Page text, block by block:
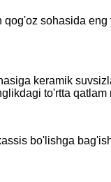
sohasida
keramik
to'rtta qatlam
bo'lishga